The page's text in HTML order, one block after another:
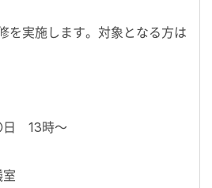
を実施します。対象となる方は
日 13時～